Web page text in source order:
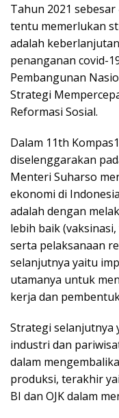
Tahun 2021
tentu memerlukan
adalah
penanganan covid-
Pembangunan
Strategi
Reformasi Sosial.
Dalam 11th
diselenggarakan
Menteri Suharso
ekonomi di
adalah dengan
lebih baik
serta pelaksanaan
selanjutnya yaitu
utamanya untuk
kerja dan
Strategi selanjutnya
industri dan
dalam
produksi, terakhir
BI dan OJK dalam